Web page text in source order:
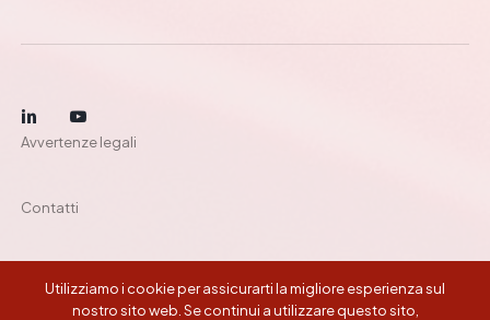
Montefiore Investment
Contatti
Avvertenze legali
Utilizziamo i cookie per assicurarti la migliore esperienza sul
nostro sito web. Se continui a utilizzare questo sito,